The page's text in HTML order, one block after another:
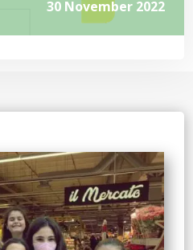
30 November 2022